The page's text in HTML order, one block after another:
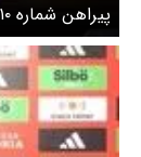
تازه‌وارد